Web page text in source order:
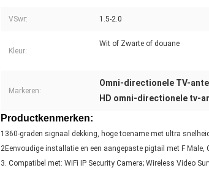
VSwr: 1.5-2.0
Kleur:
Wit of Zwarte of douane
Markeren:
Omni-directionele TV-
HD omni-directionele tv-
Productkenmerken:
1360-graden signaal dekking, hoge toename met ultra
2Eenvoudige installatie en een aangepaste pigtail met F Male,
3. Compatibel met: WiFi IP Security Camera; Wireless Video